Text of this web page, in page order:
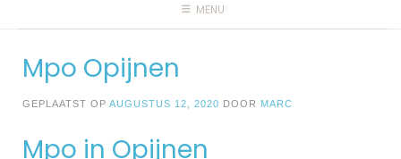
MENU
Mpo Opijnen
GEPLAATST OP AUGUSTUS 12, 2020 DOOR MARC
Mpo in Opijnen